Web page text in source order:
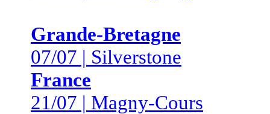
Grande-Bretagne
07/07 | Silverstone
France
21/07 | Magny-Cours